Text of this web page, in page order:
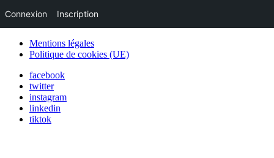
Mentions légales
Politique de cookies (UE)
facebook
twitter
instagram
linkedin
tiktok
Connexion Inscription